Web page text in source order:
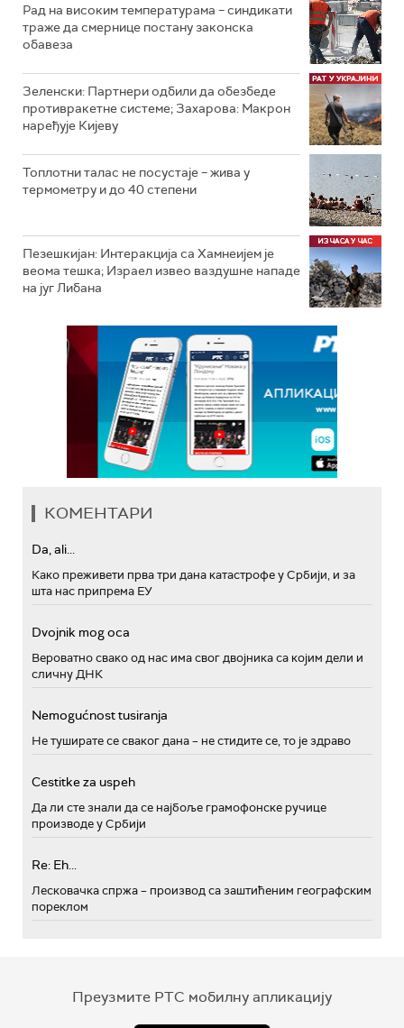
Рад на високим температурама – синдикати
траже да смернице постану законска
обавеза
Зеленски: Партнери одбили да обезбеде
противракетне системе; Захарова: Макрон
наређује Кијеву
Топлотни талас не посустаје – жива у
термометру и до 40 степени
Пезешкијан: Интеракција са Хамнеијем је
веома тешка; Израел извео ваздушне нападе
на југ Либана
КОМЕНТАРИ
Da, ali...
Како преживети прва три дана катастрофе у Србији, и за
шта нас припрема ЕУ
Dvojnik mog oca
Вероватно свако од нас има свог двојника са којим дели и
сличну ДНК
Nemogućnost tusiranja
Не туширате се сваког дана – не стидите се, то је здраво
Cestitke za uspeh
Да ли сте знали да се најбоље грамофонске ручице
производе у Србији
Re: Eh...
Лесковачка спржа – производ са заштићеним географским
пореклом
Преузмите РТС мобилну апликацију